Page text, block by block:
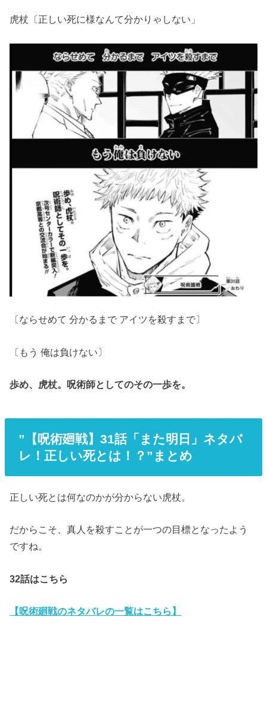
虎杖〔正しい死に様なんて分かりゃしない」
〔ならせめて 分かるまで アイツを殺すまで〕
〔もう 俺は負けない〕
歩め、虎杖。呪術師としてのその一歩を。
”【呪術廻戦】31話「また明日」ネタバ
レ！正しい死とは！？”まとめ
正しい死とは何なのかが分からない虎杖。
だからこそ、真人を殺すことが一つの目標となったよう
ですね。
32話はこちら
【呪術廻戦のネタバレの一覧はこちら】